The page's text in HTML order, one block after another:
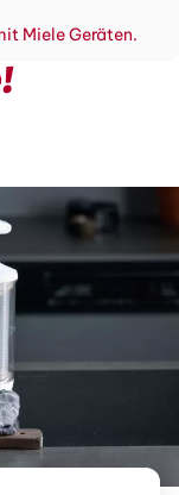
Miele Geräten.